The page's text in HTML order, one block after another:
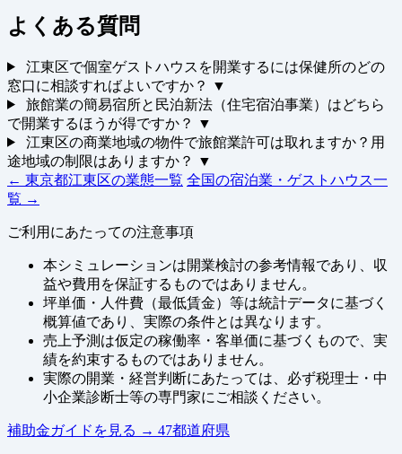
よくある質問
江東区で個室ゲストハウスを開業するには保健所のどの
窓口に相談すればよいですか？
▼
旅館業の簡易宿所と民泊新法（住宅宿泊事業）はどちら
で開業するほうが得ですか？
▼
江東区の商業地域の物件で旅館業許可は取れますか？用
途地域の制限はありますか？
▼
← 東京都江東区の業態一覧 全国の宿泊業・ゲストハウス一
覧 →
ご利用にあたっての注意事項
本シミュレーションは開業検討の参考情報であり、収
益や費用を保証するものではありません。
坪単価・人件費（最低賃金）等は統計データに基づく
概算値であり、実際の条件とは異なります。
売上予測は仮定の稼働率・客単価に基づくもので、実
績を約束するものではありません。
実際の開業・経営判断にあたっては、必ず税理士・中
小企業診断士等の専門家にご相談ください。
補助金ガイドを見る → 47都道府県